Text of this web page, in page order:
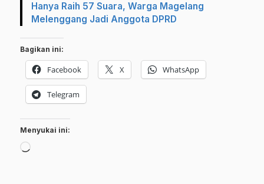
Hanya Raih 57 Suara, Warga Magelang
Melenggang Jadi Anggota DPRD
Bagikan ini:
Facebook X WhatsApp
Telegram
Menyukai ini:
Memuat...